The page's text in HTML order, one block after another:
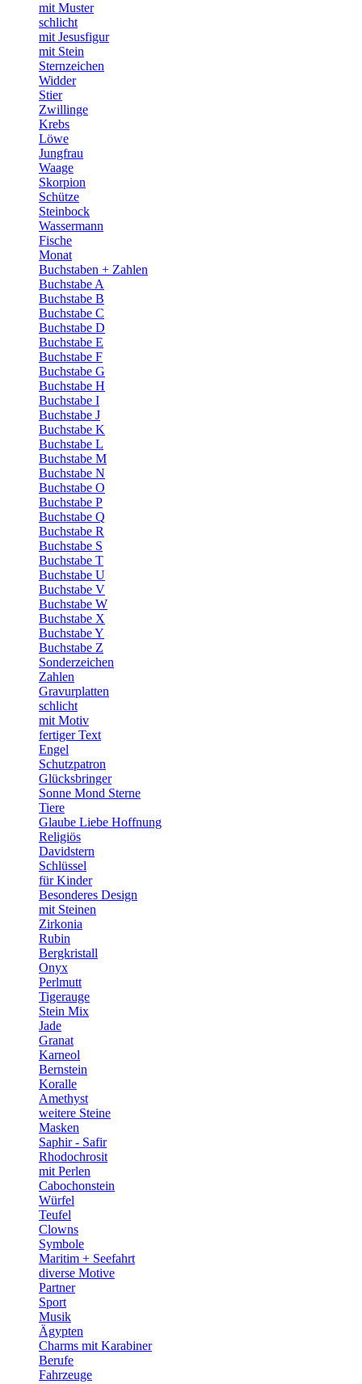
mit Muster
schlicht
mit Jesusfigur
mit Stein
Sternzeichen
Widder
Stier
Zwillinge
Krebs
Löwe
Jungfrau
Waage
Skorpion
Schütze
Steinbock
Wassermann
Fische
Monat
Buchstaben + Zahlen
Buchstabe A
Buchstabe B
Buchstabe C
Buchstabe D
Buchstabe E
Buchstabe F
Buchstabe G
Buchstabe H
Buchstabe I
Buchstabe J
Buchstabe K
Buchstabe L
Buchstabe M
Buchstabe N
Buchstabe O
Buchstabe P
Buchstabe Q
Buchstabe R
Buchstabe S
Buchstabe T
Buchstabe U
Buchstabe V
Buchstabe W
Buchstabe X
Buchstabe Y
Buchstabe Z
Sonderzeichen
Zahlen
Gravurplatten
schlicht
mit Motiv
fertiger Text
Engel
Schutzpatron
Glücksbringer
Sonne Mond Sterne
Tiere
Glaube Liebe Hoffnung
Religiös
Davidstern
Schlüssel
für Kinder
Besonderes Design
mit Steinen
Zirkonia
Rubin
Bergkristall
Onyx
Perlmutt
Tigerauge
Stein Mix
Jade
Granat
Karneol
Bernstein
Koralle
Amethyst
weitere Steine
Masken
Saphir - Safir
Rhodochrosit
mit Perlen
Cabochonstein
Würfel
Teufel
Clowns
Symbole
Maritim + Seefahrt
diverse Motive
Partner
Sport
Musik
Ägypten
Charms mit Karabiner
Berufe
Fahrzeuge